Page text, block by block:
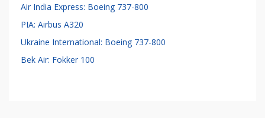
Air India Express: Boeing 737-800
PIA: Airbus A320
Ukraine International: Boeing 737-800
Bek Air: Fokker 100